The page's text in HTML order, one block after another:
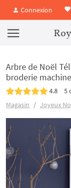
Connexion
Arbre de Noël
broderie
4.8 5
Magasin
Joyeux